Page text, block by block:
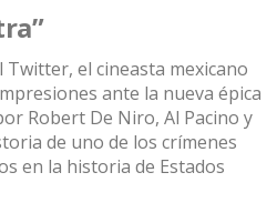
Twitter, el cineasta mexicano
ante la nueva épica
Robert De Niro, Al Pacino y
de uno de los crímenes
en la historia de Estados